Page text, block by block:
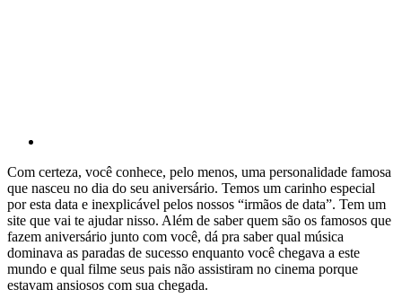
Com certeza, você conhece, pelo menos, uma personalidade famosa
que nasceu no dia do seu aniversário. Temos um carinho especial
por esta data e inexplicável pelos nossos “irmãos de data”. Tem um
site que vai te ajudar nisso. Além de saber quem são os famosos que
fazem aniversário junto com você, dá pra saber qual música
dominava as paradas de sucesso enquanto você chegava a este
mundo e qual filme seus pais não assistiram no cinema porque
estavam ansiosos com sua chegada.